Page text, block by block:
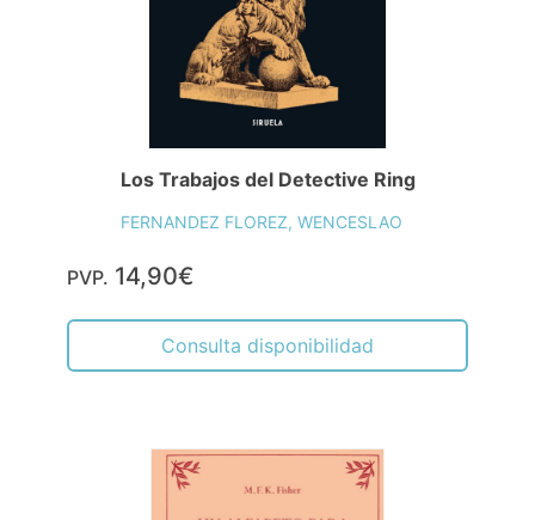
Los Trabajos del Detective Ring
FERNANDEZ FLOREZ, WENCESLAO
PVP. 14,90€
Consulta disponibilidad